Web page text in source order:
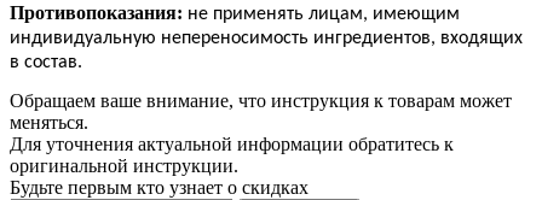
Противопоказания: не применять лицам, имеющим
индивидуальную непереносимость ингредиентов, входящих
в состав.
Обращаем ваше внимание, что инструкция к товарам может
меняться.
Для уточнения актуальной информации обратитесь к
оригинальной инструкции.
Будьте первым кто узнает о скидках